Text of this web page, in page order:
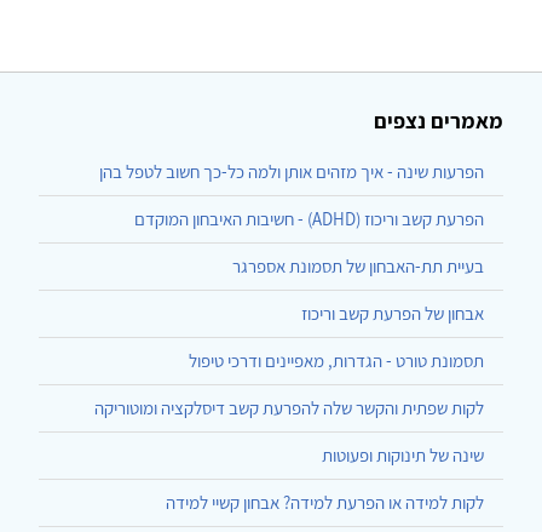
מאמרים נצפים
הפרעות שינה - איך מזהים אותן ולמה כל-כך חשוב לטפל בהן
הפרעת קשב וריכוז (ADHD) - חשיבות האיבחון המוקדם
בעיית תת-האבחון של תסמונת אספרגר
אבחון של הפרעת קשב וריכוז
תסמונת טורט - הגדרות, מאפיינים ודרכי טיפול
לקות שפתית והקשר שלה להפרעת קשב דיסלקציה ומוטוריקה
שינה של תינוקות ופעוטות
לקות למידה או הפרעת למידה? אבחון קשיי למידה